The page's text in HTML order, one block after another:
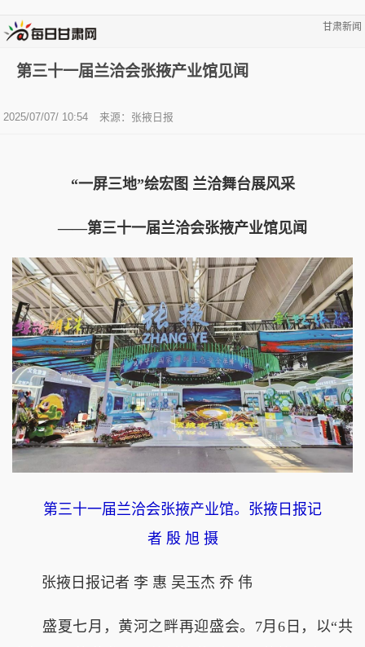
甘肃新闻
第三十一届兰洽会张掖产业馆见闻
2025/07/07/ 10:54 来源：张掖日报
“一屏三地”绘宏图 兰洽舞台展风采
——第三十一届兰洽会张掖产业馆见闻
第三十一届兰洽会张掖产业馆。张掖日报记
者 殷 旭 摄
张掖日报记者 李 惠 吴玉杰 乔 伟
盛夏七月，黄河之畔再迎盛会。7月6日，以“共